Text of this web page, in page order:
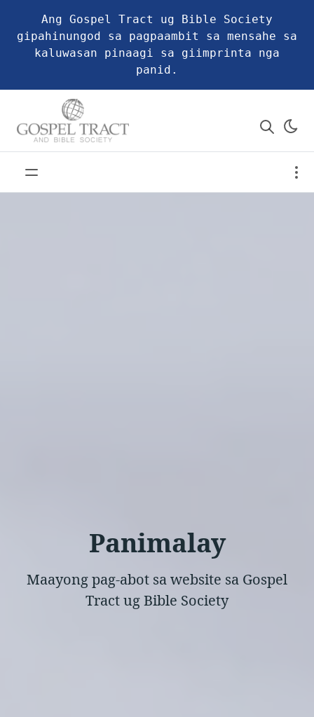
Ang Gospel Tract ug Bible Society
gipahinungod sa pagpaambit sa mensahe sa
kaluwasan pinaagi sa giimprinta nga
panid.
Panimalay
Maayong pag-abot sa website sa Gospel
Tract ug Bible Society